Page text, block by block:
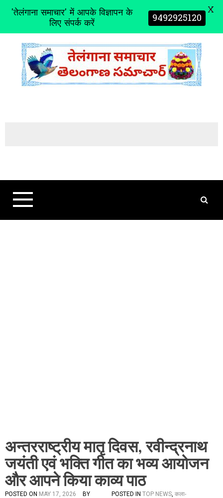
t
अन्तरराष्ट्रीय मातृ दिवस, रवीन्द्रनाथ
जयंती एवं भक्ति गीत का भव्य आयोजन
और आपने किया काव्य पाठ
POSTED ON MAY 17, 2026
BY
POSTED IN TOP NEWS, कला-
'तेलंगाना समाचार' में आपके विज्ञापन के
लिए संपर्क करें 9492925120 X